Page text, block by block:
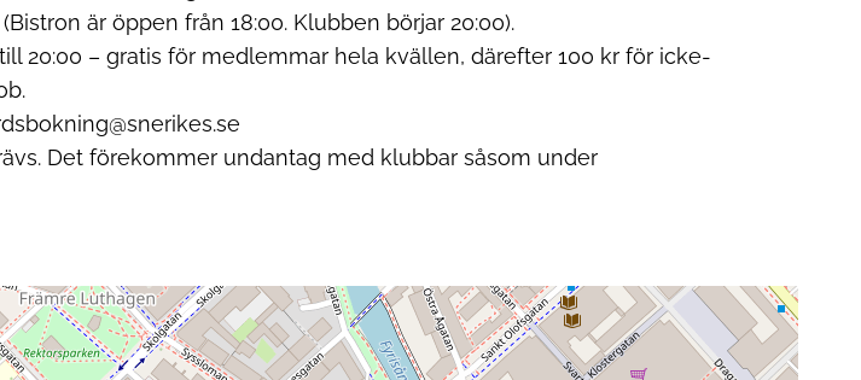
är öppen från 18:00. Klubben börjar 20:00).
20:00 – gratis för medlemmar hela kvällen, därefter100 kr för icke-
Det förekommer undantag med klubbar såsom under